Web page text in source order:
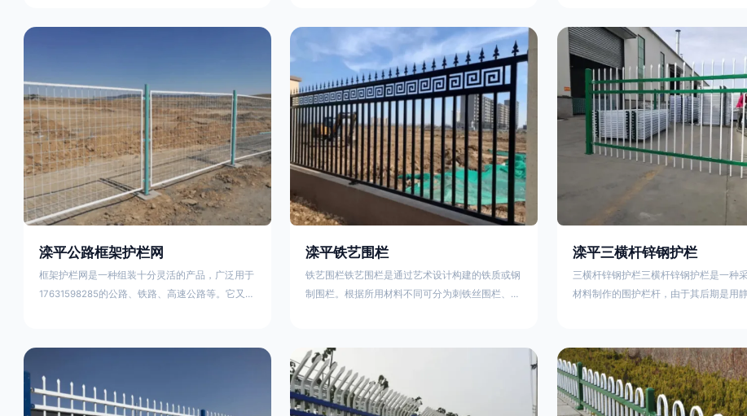
好的制造机器之间的熟练程度。其次，选择耐用的
锻造铁艺产品，这类铁艺护栏比普通钢管护栏要坚
固许多，且外观更加美观、有层次。此外，还应注
重立柱与框架的选择，例如角钢或圆钢的选用应根
据不同部位的需求来定，以确保整体结构的稳固
性。17631598285
其作用是防止对面车辆灯光的照射，增
的安全性。另一种是高速公路两侧的防护
用是防止车辆失控冲出路面，保护行车
的安全 。双边丝高速护栏网又称‘双边丝
采用冷拔低碳钢丝焊接成网筒状卷边与
滦平公路框架护栏网
框架护栏网是一种组装十分灵活的产品，广泛用于
17631598285的公路、铁路、高速公路等。它又被
而成，具有防腐、抗锈、美观等特点 。框架护栏
理(换填夯实),顺坡和开挖基坑，立柱临时定位，安
装防护栏网片，浇筑立柱混泥土基础，护栏网整体
滦平铁艺围栏
铁艺围栏铁艺围栏是通过艺术设计构建的铁质或钢
制围栏。根据所用材料不同可分为刺铁丝围栏、电
栏、水泥围栏等。铁艺围栏是通过艺术设计构建的
铁质或钢制围栏。根据所用材料不同可分为刺铁丝
围栏、电围栏、木桩围栏、生物围栏、铁丝网围
栏、沟围栏、土墙围栏、石块墙围栏、柳芭围栏、
滦平三横杆锌钢护栏
三横杆锌钢护栏三横杆锌钢护栏是一种
材料制作的围护栏杆，由于其后期是用
通等使用的主流产品。星工
业生产锌钢护栏的公司，其三横杆锌钢
下：1线条流畅，色彩鲜明，稳重大气；
用，经济实惠；3样式结构设计多样化满